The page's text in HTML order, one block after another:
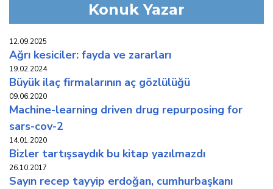
Konuk Yazar
12.09.2025
ağri kesi̇ci̇ler: fayda ve zararlari
19.02.2024
büyük i̇laç fi̇rmalarinin aç gözlülüğü
09.06.2020
machine-learning driven drug repurposing for
sars-cov-2
14.01.2020
bi̇zler tartişsaydik bu ki̇tap yazilmazdi
26.10.2017
sayın recep tayyip erdoğan, cumhurbaşkanı